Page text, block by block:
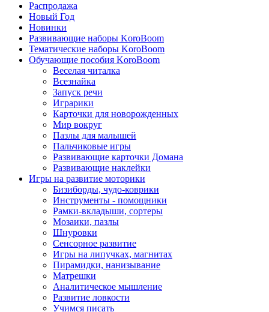
Распродажа
Новый Год
Новинки
Развивающие наборы KoroBoom
Тематические наборы KoroBoom
Обучающие пособия KoroBoom
Веселая читалка
Всезнайка
Запуск речи
Играрики
Карточки для новорожденных
Мир вокруг
Пазлы для малышей
Пальчиковые игры
Развивающие карточки Домана
Развивающие наклейки
Игры на развитие моторики
Бизиборды, чудо-коврики
Инструменты - помощники
Рамки-вкладыши, сортеры
Мозаики, пазлы
Шнуровки
Сенсорное развитие
Игры на липучках, магнитах
Пирамидки, нанизывание
Матрешки
Аналитическое мышление
Развитие ловкости
Учимся писать